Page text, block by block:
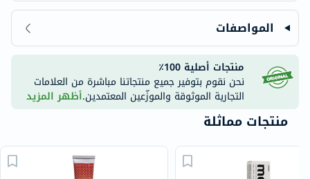
المواصفات
منتجات أصلية 100٪
نحن نقوم بتوفير جميع منتجاتنا مباشرة من العلامات
التجارية الموثوقة والموزّعين المعتمدين.أظهر المزيد
منتجات مماثلة